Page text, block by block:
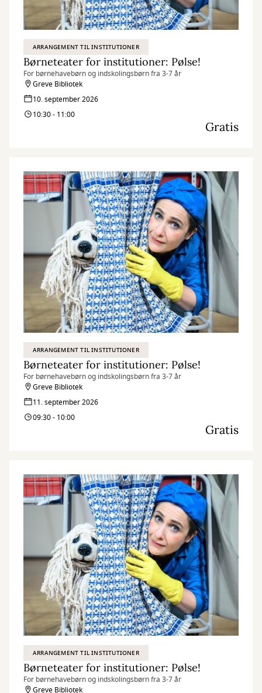
ARRANGEMENT TIL INSTITUTIONER
Børneteater for institutioner: Pølse!
For børnehavebørn og indskolingsbørn fra 3-7 år
Greve Bibliotek
10. september 2026
10:30 - 11:00
Gratis
ARRANGEMENT TIL INSTITUTIONER
Børneteater for institutioner: Pølse!
For børnehavebørn og indskolingsbørn fra 3-7 år
Greve Bibliotek
11. september 2026
09:30 - 10:00
Gratis
ARRANGEMENT TIL INSTITUTIONER
Børneteater for institutioner: Pølse!
For børnehavebørn og indskolingsbørn fra 3-7 år
Greve Bibliotek